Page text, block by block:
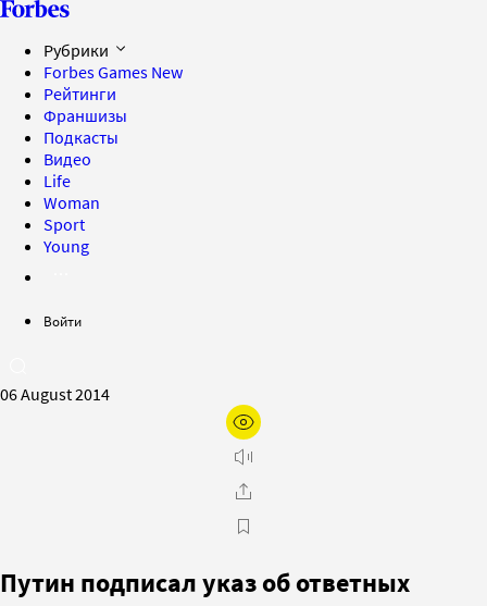
Рубрики
Forbes Games New
Рейтинги
Франшизы
Подкасты
Видео
Life
Woman
Sport
Young
Войти
06 August 2014
Путин подписал указ об ответных